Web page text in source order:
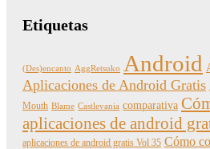
Etiquetas
(Des)encanto AggRetsuko Android
Aplicaciones de Android Gratis
Mouth Blame Castlevania comparativa
aplicaciones de android
aplicaciones de android gratis Vol 35 Cómo